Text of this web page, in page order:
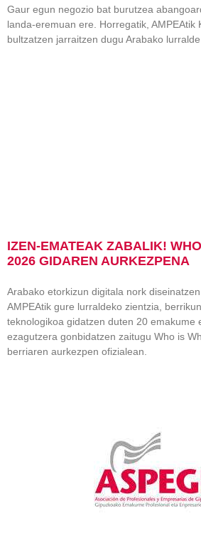
Gaur egun negozio bat burutzea
landa-eremuan ere. Horregatik, AMPEAtik
bultzatzen jarraitzen dugu Arabako lurralde
IZEN-EMATEAK ZABALIK!
2026 GIDAREN AURKEZPENA
Arabako etorkizun digitala nork
AMPEAtik gure lurraldeko zientzia,
teknologikoa gidatzen duten 20 emakume
ezagutzera gonbidatzen zaitugu Who is
berriaren aurkezpen ofizialean.